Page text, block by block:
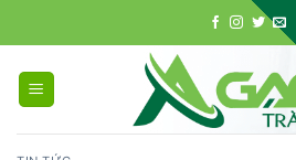
to
content